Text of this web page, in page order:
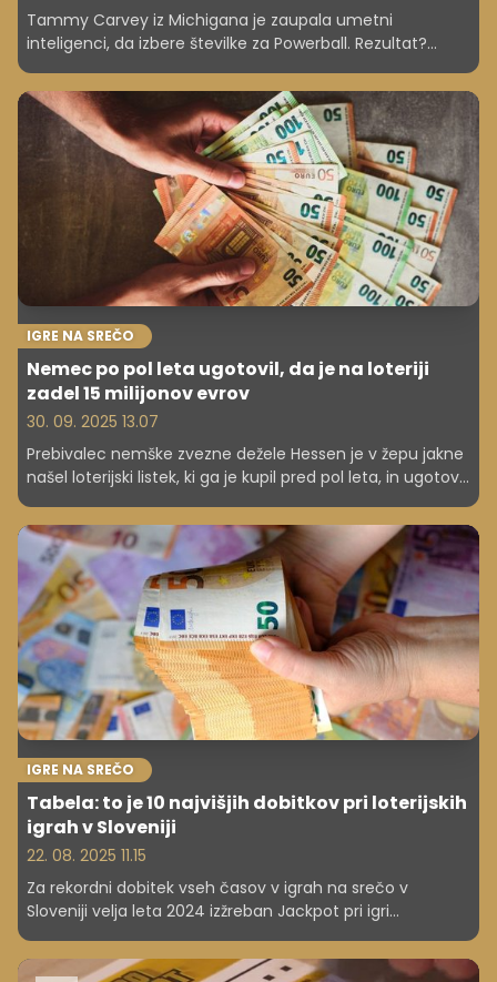
Tammy Carvey iz Michigana je zaupala umetni
inteligenci, da izbere številke za Powerball. Rezultat?
začetek novega trenda?
IGRE NA SREČO
Nemec po pol leta ugotovil, da je na loteriji
zadel 15 milijonov evrov
30. 09. 2025 13.07
Prebivalec nemške zvezne dežele Hessen je v žepu jakne
našel loterijski listek, ki ga je kupil pred pol leta, in ugotovil,
Hessnu.
IGRE NA SREČO
Tabela: to je 10 najvišjih dobitkov pri loterijskih
igrah v Sloveniji
22. 08. 2025 11.15
Za rekordni dobitek vseh časov v igrah na srečo v
Sloveniji velja leta 2024 izžreban Jackpot pri igri
Eurojackpot v višini 60 milijonov evrov.